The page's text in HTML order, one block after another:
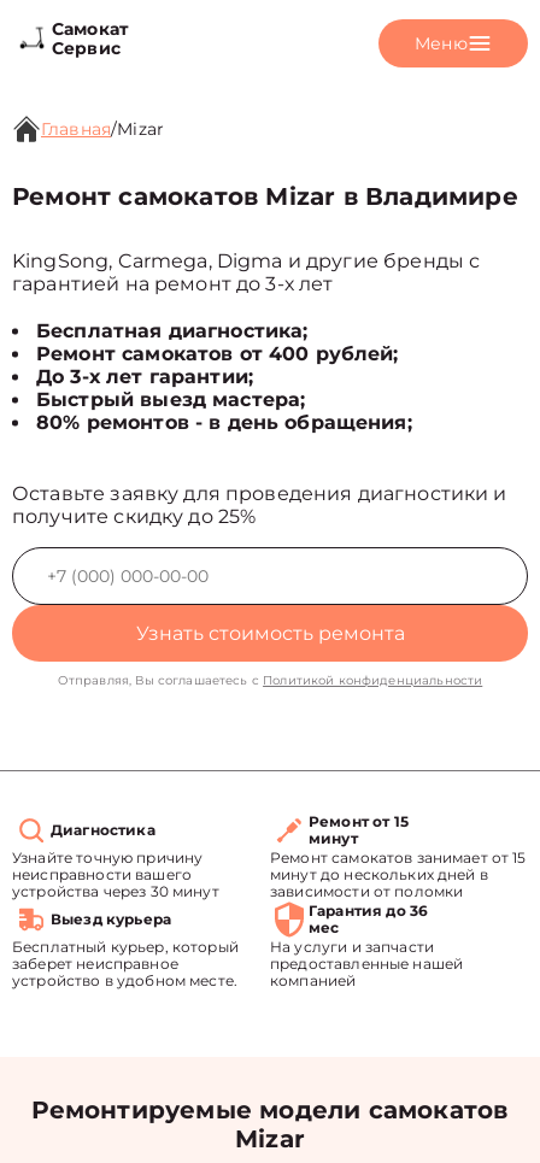
Самокат
Сервис
Меню
Главная/Mizar
Ремонт самокатов Mizar в Владимире
KingSong, Carmega, Digma и другие бренды с
гарантией на ремонт до 3-х лет
Бесплатная диагностика;
Ремонт самокатов от 400 рублей;
До 3-х лет гарантии;
Быстрый выезд мастера;
80% ремонтов - в день обращения;
Оставьте заявку для проведения диагностики и
получите скидку до 25%
Узнать стоимость ремонта
Отправляя, Вы соглашаетесь с Политикой конфиденциальности
Диагностика
Узнайте точную причину
неисправности вашего
устройства через 30 минут
Ремонт от 15
минут
Ремонт самокатов занимает от 15
минут до нескольких дней в
зависимости от поломки
Выезд курьера
Бесплатный курьер, который
заберет неисправное
устройство в удобном месте.
Гарантия до 36
мес
На услуги и запчасти
предоставленные нашей
компанией
Ремонтируемые модели самокатов
Mizar